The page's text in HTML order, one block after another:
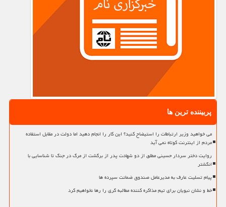
پربیننده ترین ها
می خواهید وزیر ارتباطات را استیضاح کنید؟ این کار را انجام دهید اما دولت در مقابل استفاده
مردم از اینترنت کوتاه نمی آید
روایت دختر سردار حسینی مطلق از دو شهادت پدر از برگشت از مرگ در جنگ تا شناسایی با
انگشتر
پیام تسلیت عارف به مدیرعامل صندوق ضمانت سپرده ها
خط و نشان نبویان برای تیم مذاکره کننده مطالبه گری را رها نخواهیم کرد